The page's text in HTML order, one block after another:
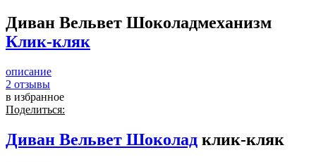
Диван Вельвет Шоколадмеханизм
Клик-кляк
описание
2 отзывы
в избранное
Поделиться:
Диван Вельвет Шоколад клик-кляк